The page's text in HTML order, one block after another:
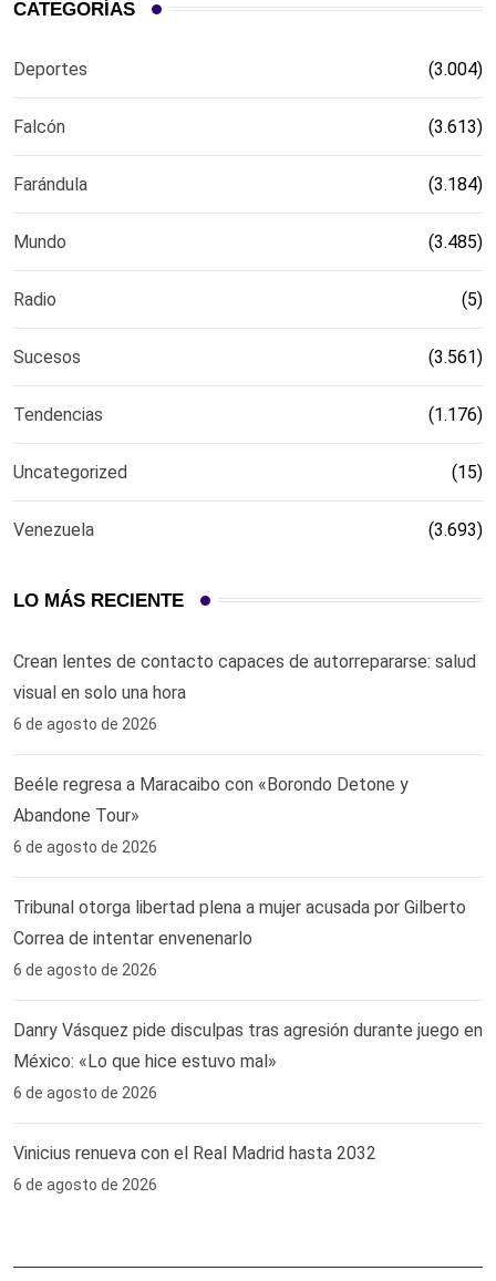
CATEGORÍAS
Deportes (3.004)
Falcón (3.613)
Farándula (3.184)
Mundo (3.485)
Radio (5)
Sucesos (3.561)
Tendencias (1.176)
Uncategorized (15)
Venezuela (3.693)
LO MÁS RECIENTE
Crean lentes de contacto capaces de autorrepararse: salud
visual en solo una hora ‎
6 de agosto de 2026
Beéle regresa a Maracaibo con «Borondo Detone y
Abandone Tour»
6 de agosto de 2026
Tribunal otorga libertad plena a mujer acusada por Gilberto
Correa de intentar envenenarlo
6 de agosto de 2026
Danry Vásquez pide disculpas tras agresión durante juego en
México: «Lo que hice estuvo mal»
6 de agosto de 2026
Vinicius renueva con el Real Madrid hasta 2032
6 de agosto de 2026